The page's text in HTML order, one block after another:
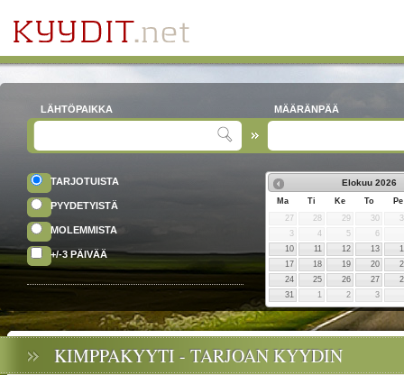
LÄHTÖPAIKKA MÄÄRÄNPÄÄ
TARJOTUISTA
PYYDETYISTÄ
MOLEMMISTA
+/-3 PÄIVÄÄ
Elokuu 2026
Ma Ti Ke To
Pe
27
28 29 30
3
4 5
6
10
11 12 13
17
18 19 20
24
25 26 27
31
1 2 3
KIMPPAKYYTI - TARJOAN KYYDIN